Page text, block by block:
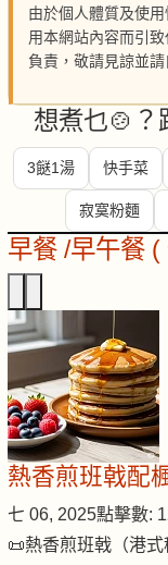
由於個人體質及使
用本網站內容而引
負責，敬請見諒並請
想煮乜🍲？
3餸1湯 快手菜
寂寞粉麵
早餐 /早午餐
熱香煎班戟配
七 06, 2025點擊數:
📜熱香煎班戟（港